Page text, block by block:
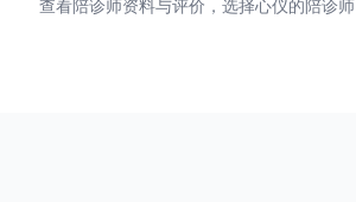
查看陪诊师资料与评价，选择心仪的陪诊师